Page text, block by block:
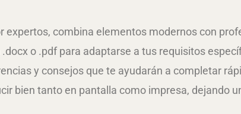
expertos, combina elementos modernos con
.docx o .pdf para adaptarse a tus requisitos
y consejos que te ayudarán a completar
bien tanto en pantalla como impresa, dejando